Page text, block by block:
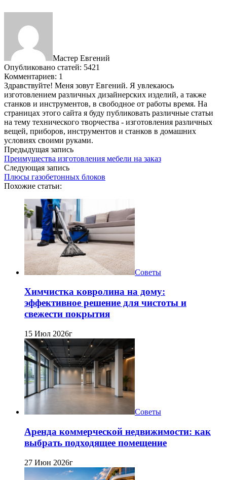
Мастер Евгений
Опубликовано статей: 5421
Комментариев: 1
Здравствуйте! Меня зовут Евгений. Я увлекаюсь
изготовлением различных дизайнерских изделий, а также
станков и инструментов, в свободное от работы время. На
страницах этого сайта я буду публиковать различные статьи
на тему технического творчества - изготовления различных
вещей, приборов, инструментов и станков в домашних
условиях своими руками.
Предыдущая запись
Преимущества изготовления мебели на заказ
Следующая запись
Плюсы газобетонных блоков
Похожие статьи:
Советы
Химчистка ковролина на дому:
эффективное решение для чистоты и
свежести покрытия
15 Июл 2026г
Советы
Аренда коммерческой недвижимости: как
выбрать подходящее помещение
27 Июн 2026г